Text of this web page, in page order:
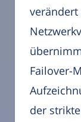
Failover-
der